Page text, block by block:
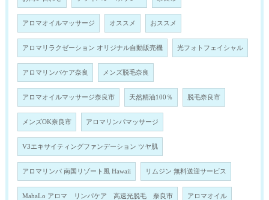
アロマオイルマッサージ オススメ おススメ
アロマリラクゼーション オリジナル自動販売機 光フォトフェイシャル
アロマリンパケア奈良 メンズ脱毛奈良
アロマオイルマッサージ奈良市 天然精油100％ 脱毛奈良市
メンズOK奈良市 アロマリンパマッサージ
V3エキサイティングファンデーション ツヤ肌
アロマリンパ 南国リゾート風 Hawaii リムジン 無料送迎サービス
MahaLo アロマ リンパケア 高速光脱毛 奈良市 アロマオイル